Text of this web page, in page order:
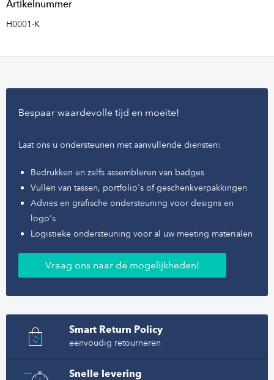
Artikelnummer
H0001-K
Bespaar waardevolle tijd en moeite!
Laat ons u ondersteunen met aanvullende diensten:
Bedrukken en zelfs assembleren van badges
Vullen van tassen, portfolio's of geschenkverpakkingen
Advies en grafische ondersteuning voor designs en
logo's
Logistieke ondersteuning voor al uw meeting materialen
Vraag ons naar de mogelijkheden!
Smart Return Policy
eenvoudig retourneren
Snelle levering